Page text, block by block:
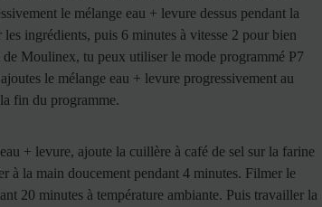
le mélange eau + levure dessus pendant la
ingrédients, puis 6 minutes à vitesse 2 pour bien
de Moulinex, tu peux utiliser le mode programmé P7
le mélange eau + levure progressivement au
fin du programme.
+ levure, ajoute la cuillère à café de sel sur la farine
à la main doucement pendant 4 minutes. Filmer le
20 minutes à température ambiante. Puis travailler la